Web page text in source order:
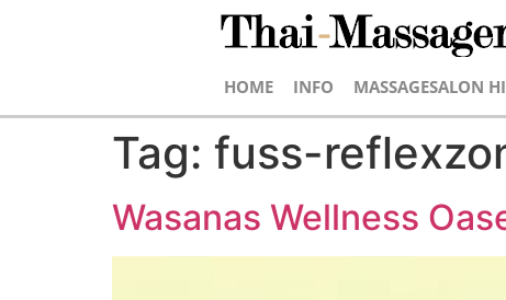
HOME INFO MASSAGESALON
Tag: fuss-
Wasanas Wellness